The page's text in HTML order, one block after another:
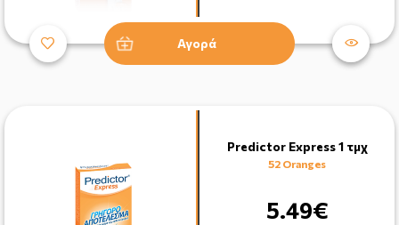
Αγορά
Predictor Express 1 τμχ
52 Oranges
5.49€